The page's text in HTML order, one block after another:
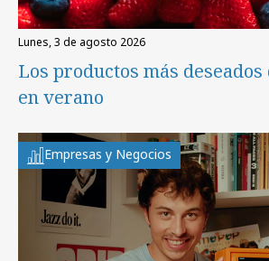
lunes, 3 de agosto 2026
Los productos más
en verano
Empresas y Negocios